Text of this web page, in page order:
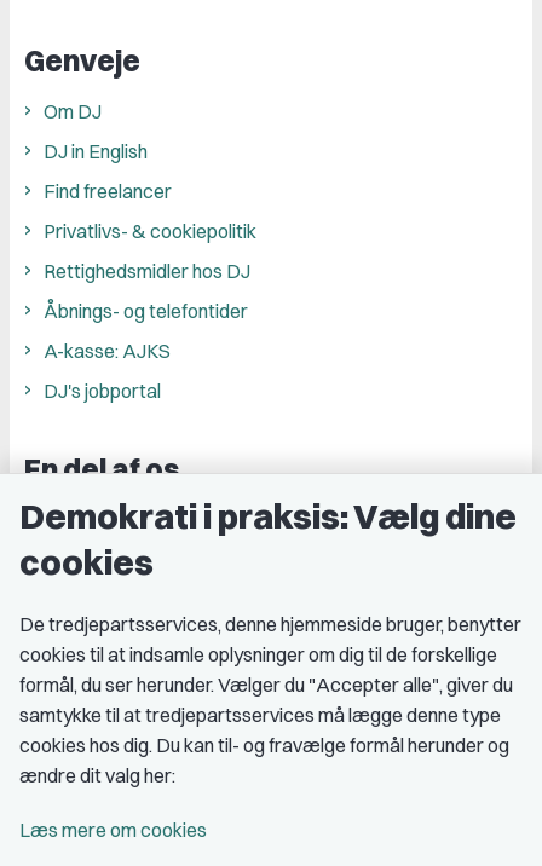
Genveje
Om DJ
DJ in English
Find freelancer
Privatlivs- & cookiepolitik
Rettighedsmidler hos DJ
Åbnings- og telefontider
A-kasse: AJKS
DJ's jobportal
En del af os
Grupper og kredse
Studenterorganisationer
Medlemskab
Fordele som medlem
Kontingent
Demokrati i praksis: Vælg dine
cookies
De tredjepartsservices, denne hjemmeside bruger, benytter
cookies til at indsamle oplysninger om dig til de forskellige
formål, du ser herunder. Vælger du "Accepter alle", giver du
samtykke til at tredjepartsservices må lægge denne type
cookies hos dig. Du kan til- og fravælge formål herunder og
ændre dit valg her:
Læs mere om cookies